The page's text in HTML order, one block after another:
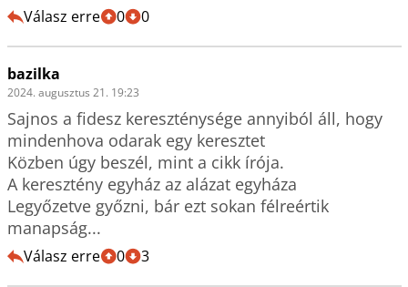
Válasz erre 0 0
bazilka
2024. augusztus 21. 19:23
Sajnos a fidesz kereszténysége annyiból áll, hogy
mindenhova odarak egy keresztet
Közben úgy beszél, mint a cikk írója.
A keresztény egyház az alázat egyháza
Legyőzetve győzni, bár ezt sokan félreértik
manapság...
Válasz erre 0 3